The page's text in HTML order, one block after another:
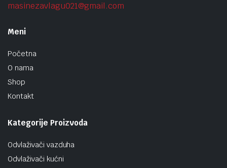
masinezavlagu021@gmail.com
Meni
Početna
O nama
Shop
Kontakt
Kategorije Proizvoda
Odvlaživači vazduha
Odvlaživači kućni